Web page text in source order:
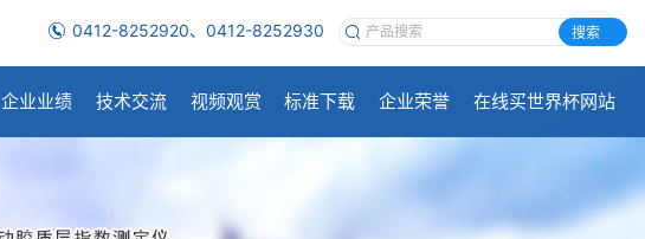
0412-8252920、0412-8252930 搜索
企业业绩 技术交流 视频观赏 标准下载 企业荣誉 在线买世界杯网站